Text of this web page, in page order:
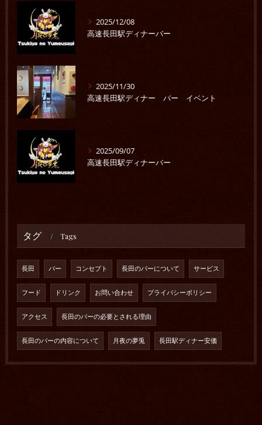
2025/12/08
高速長田駅ディナーバー
2025/11/30
高速長田駅ディナー バー イベント
2025/09/07
高速長田駅ディナーバー
タグ Tags
長田 バー コンセプト 長田のバーについて サービス
フード ドリンク お問い合わせ プライバシーポリシー
アクセス 長田のバーの必要とされる理由
長田のバーの内容について 月夜の夢兎 長田駅ディナー安価